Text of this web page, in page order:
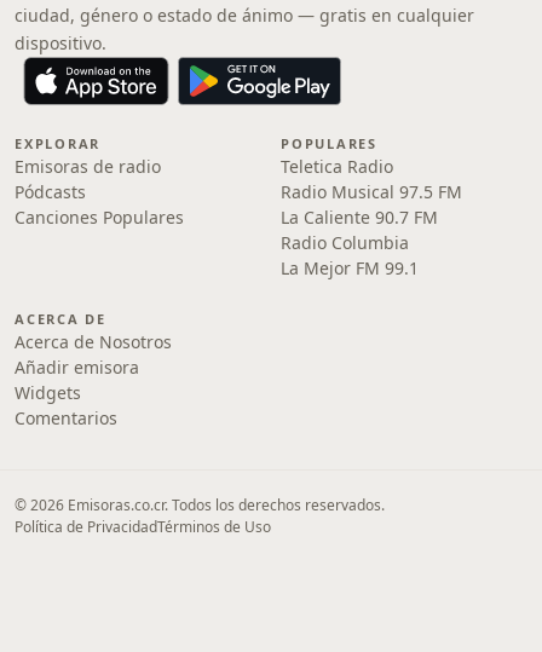
ciudad, género o estado de ánimo — gratis en cualquier
dispositivo.
EXPLORAR
Emisoras de radio
Pódcasts
Canciones Populares
POPULARES
Teletica Radio
Radio Musical 97.5 FM
La Caliente 90.7 FM
Radio Columbia
La Mejor FM 99.1
ACERCA DE
Acerca de Nosotros
Añadir emisora
Widgets
Comentarios
© 2026 Emisoras.co.cr. Todos los derechos reservados.
Política de PrivacidadTérminos de Uso